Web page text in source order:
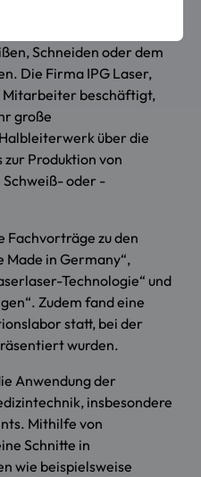
Schneiden oder dem
Die Firma IPG Laser,
beschäftigt,
große
über die
Produktion von
oder -
Fachvorträge zu den
in Germany“,
Technologie“ und
Zudem fand eine
statt, bei der
wurden.
Anwendung der
insbesondere
Mithilfe von
Schnitte in
wie beispielsweise